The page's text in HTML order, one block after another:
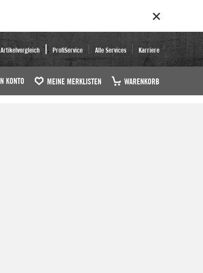
Artikelvergleich ProfiService Alle Services Karriere
KONTO MEINE MERKLISTEN WARENKORB